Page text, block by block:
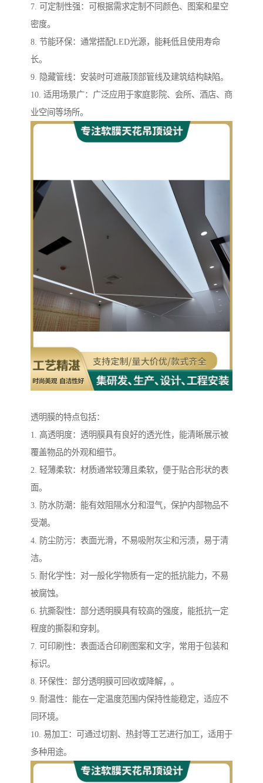
7. 可定制性强：可根据需求定制不同颜色、图案和星空
密度。
8. 节能环保：通常搭配LED光源，能耗低且使用寿命
长。
9. 隐藏管线：安装时可遮蔽顶部管线及建筑结构缺陷。
10. 适用场景广：广泛应用于家庭影院、会所、酒店、商
业空间等场所。
透明膜的特点包括：
1. 高透明度：透明膜具有良好的透光性，能清晰展示被
覆盖物品的外观和细节。
2. 轻薄柔软：材质通常较薄且柔软，便于贴合形状的表
面。
3. 防水防潮：能有效阻隔水分和湿气，保护内部物品不
受潮。
4. 防尘防污：表面光滑，不易吸附灰尘和污渍，易于清
洁。
5. 耐化学性：对一般化学物质有一定的抵抗能力，不易
被腐蚀。
6. 抗撕裂性：部分透明膜具有较高的强度，能抵抗一定
程度的撕裂和穿刺。
7. 可印刷性：表面适合印刷图案和文字，常用于包装和
标识。
8. 环保性：部分透明膜可回收或降解，。
9. 耐温性：能在一定温度范围内保持性能稳定，适应不
同环境。
10. 易加工：可通过切割、热封等工艺进行加工，适用于
多种用途。